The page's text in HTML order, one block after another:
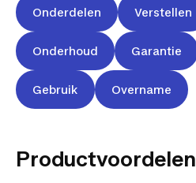
Onderdelen Verstellen
Onderhoud Garantie
Gebruik Overname
Productvoordelen